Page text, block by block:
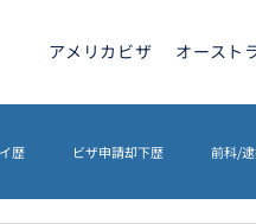
アメリカビザ オースト
歴 ビザ申請却下歴 前科/